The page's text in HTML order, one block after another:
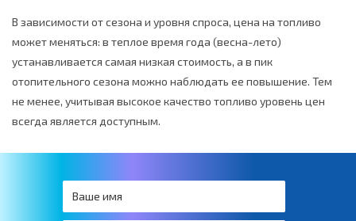
В зависимости от сезона и уровня спроса, цена на топливо
может меняться: в теплое время года (весна-лето)
устанавливается самая низкая стоимость, а в пик
отопительного сезона можно наблюдать ее повышение. Тем
не менее, учитывая высокое качество топливо уровень цен
всегда является доступным.